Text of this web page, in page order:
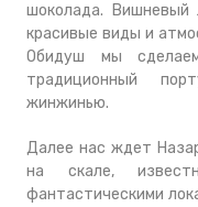
шоколада.
Вишневый
красивые виды и
Обидуш мы
традиционный
жинжинью.
Далее нас ждет
на скале,
фантастическими